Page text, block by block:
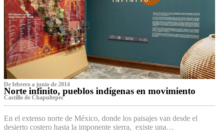
De febrero a junio de 2014
Norte infinito, pueblos indígenas en movimiento
Castillo de Chapultepec
En el extenso norte de México, donde los paisajes van desde el
desierto costero hasta la imponente sierra, existe una…